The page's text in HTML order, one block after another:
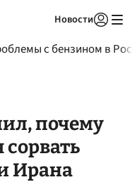
Новости
с бензином в
почему
Ирана